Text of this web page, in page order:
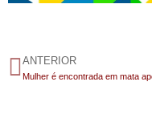
ANTERIOR